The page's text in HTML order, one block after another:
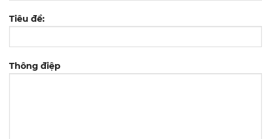
Tiêu đề:
Thông điệp